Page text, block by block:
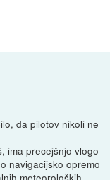
da pilotov nikoli ne
ima precejšnjo vlogo
navigacijsko opremo